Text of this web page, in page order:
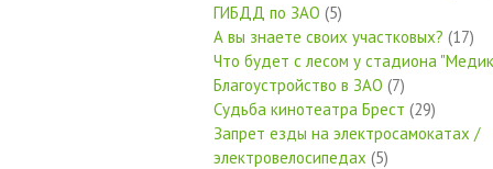
ГИБДД по ЗАО (5)
А вы знаете своих участковых? (17)
Что будет с лесом у стадиона
Благоустройство в ЗАО (7)
Судьба кинотеатра Брест (29)
Запрет езды на электросамокатах /
электровелосипедах (5)